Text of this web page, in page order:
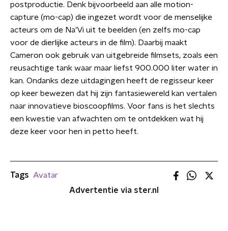
postproductie. Denk bijvoorbeeld aan alle motion-
capture (mo-cap) die ingezet wordt voor de menselijke
acteurs om de Na'Vi uit te beelden (en zelfs mo-cap
voor de dierlijke acteurs in de film). Daarbij maakt
Cameron ook gebruik van uitgebreide filmsets, zoals een
reusachtige tank waar maar liefst 900.000 liter water in
kan. Ondanks deze uitdagingen heeft de regisseur keer
op keer bewezen dat hij zijn fantasiewereld kan vertalen
naar innovatieve bioscoopfilms. Voor fans is het slechts
een kwestie van afwachten om te ontdekken wat hij
deze keer voor hen in petto heeft.
Tags
Avatar
Advertentie via ster.nl